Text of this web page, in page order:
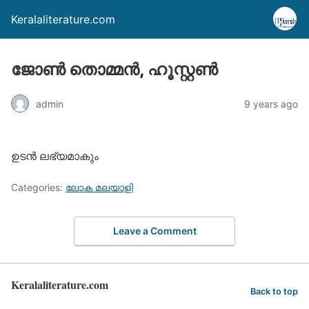
Keralaliterature.com
ജോണ്‍ തൊമ്മന്‍, ഹൂസ്റ്റണ്‍
admin 9 years ago
ഉടന്‍ ലഭ്യമാകും
Categories: ലോക മലയാളി
Leave a Comment
Keralaliterature.com Back to top